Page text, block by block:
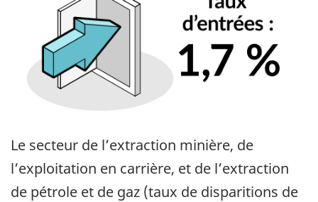
Le secteur de l’extraction minière, de
l’exploitation en carrière, et de l’extraction
de pétrole et de gaz (taux de disparitions de